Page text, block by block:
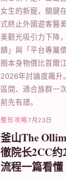
女生的新寵，關鍵
式終止外國遊客醫
美觀光吸引力下降
饋」與「平台專屬
圈本身物價比首爾
2026年討論度飆升
區間、適合族群一
前先有譜。
整形攻略7月23日
釜山The
徹院长2CC
流程一篇看懂